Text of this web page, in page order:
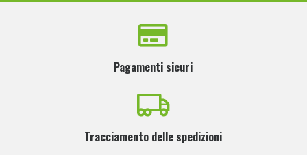
Pagamenti sicuri
Tracciamento delle spedizioni